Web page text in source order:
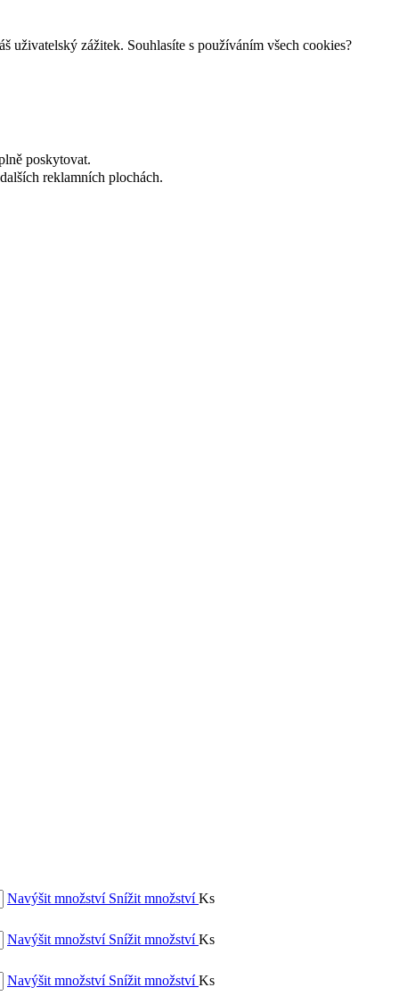
uživatelský zážitek. Souhlasíte s používáním všech cookies?
poskytovat.
reklamních plochách.
Navýšit množství Snížit množstvíKs
Navýšit množství Snížit množstvíKs
Navýšit množství Snížit množstvíKs